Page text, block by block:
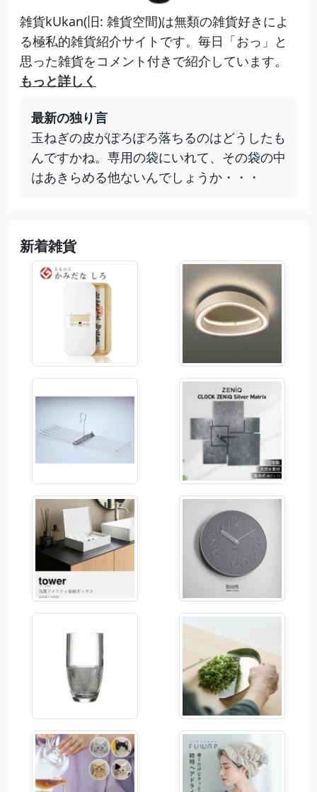
雑貨kUkan(旧: 雑貨空間)は無類の雑貨好きによ
る極私的雑貨紹介サイトです。毎日「おっ」と
思った雑貨をコメント付きで紹介しています。
もっと詳しく
最新の独り言
玉ねぎの皮がぽろぽろ落ちるのはどうしたも
んですかね。専用の袋にいれて、その袋の中
はあきらめる他ないんでしょうか・・・
新着雑貨